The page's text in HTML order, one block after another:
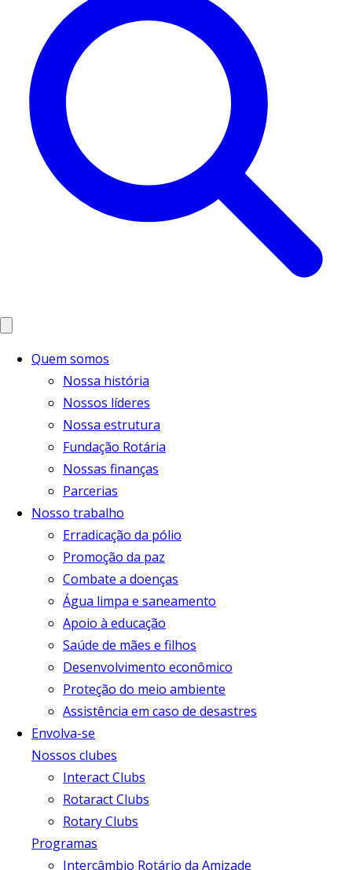
Quem somos
Nossa história
Nossos líderes
Nossa estrutura
Fundação Rotária
Nossas finanças
Parcerias
Nosso trabalho
Erradicação da pólio
Promoção da paz
Combate a doenças
Água limpa e saneamento
Apoio à educação
Saúde de mães e filhos
Desenvolvimento econômico
Proteção do meio ambiente
Assistência em caso de desastres
Envolva-se
Nossos clubes
Interact Clubs
Rotaract Clubs
Rotary Clubs
Programas
Intercâmbio Rotário da Amizade